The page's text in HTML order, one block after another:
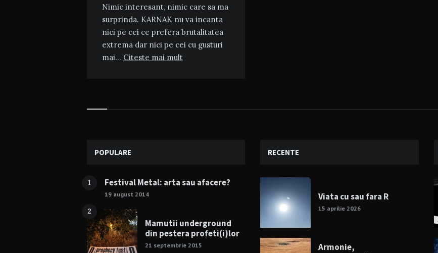
Nimic interesant, nimic care sa ma
surprinda. KARNAK nu va incanta
nici pe cei ce prefera brutalitatea
extrema dar nici pe cei cu gusturi
mai… Citeste mai mult
Widgets
POPULARE
1 Festival Metal: arta sau afacere?
19 august 2014
2
Mamutii underground
din pestera profeti(i)lor
21 septembrie 2015
RECENTE
Viata cu sau fara R
15 aprilie 2026
Armonie,